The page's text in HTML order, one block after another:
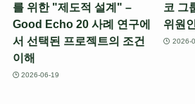
를 위한 "제도적 설계" –
Good Echo 20 사례 연구에
서 선택된 프로젝트의 조건
이해
2026-06-19
코 그
위원
2026-